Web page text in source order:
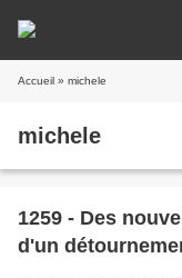
Accueil » michele
michele
1259 - Des
d'un